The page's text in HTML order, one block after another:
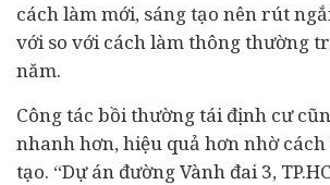
cách làm mới, sáng tạo nên rút
với so với cách làm thông thường
năm.
Công tác bồi thường tái định cư
nhanh hơn, hiệu quả hơn nhờ
tạo. “Dự án đường Vành đai 3,